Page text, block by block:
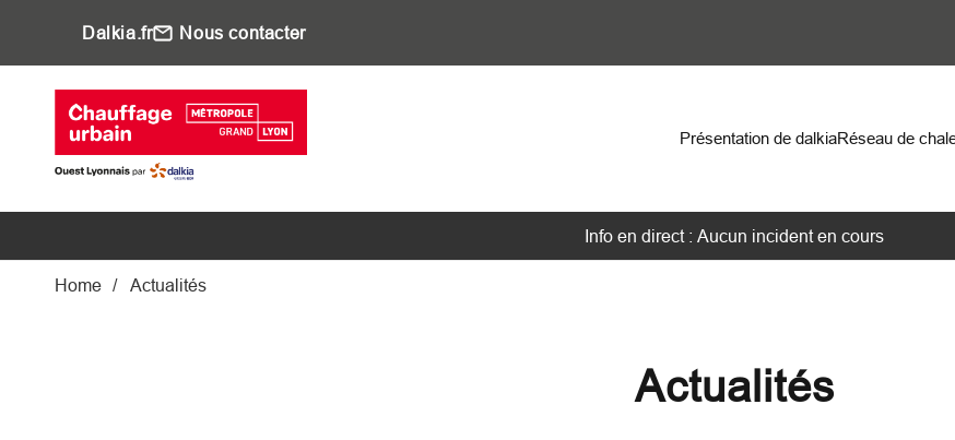
Dalkia.fr Nous contacter
Présentation de dalkiaRéseau de
Info en direct : Aucun incident en cours
Fil d'Ariane
Home Actualités
Actualités